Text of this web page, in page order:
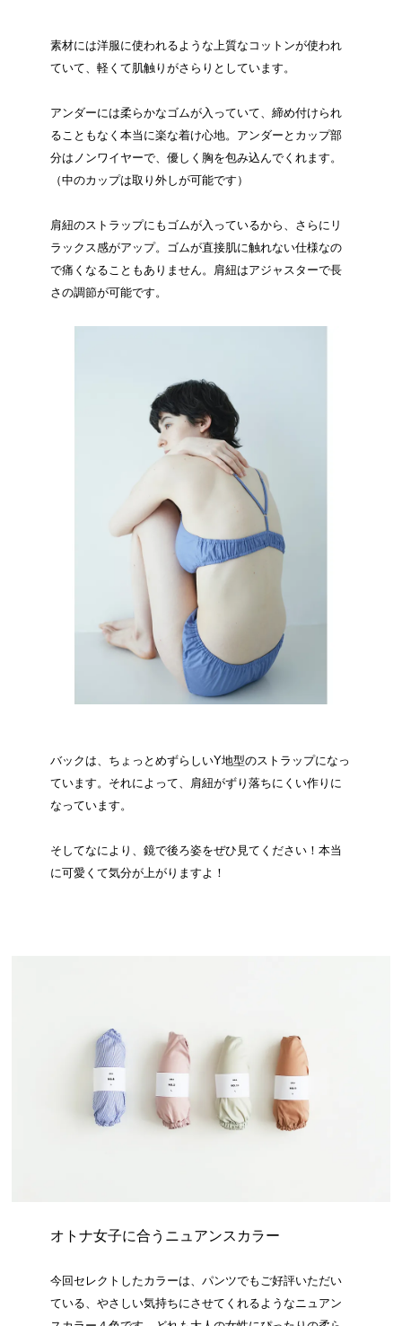
素材には洋服に使われるような上質なコットンが使われ
ていて、軽くて肌触りがさらりとしています。
アンダーには柔らかなゴムが入っていて、締め付けられ
ることもなく本当に楽な着け心地。アンダーとカップ部
分はノンワイヤーで、優しく胸を包み込んでくれます。
（中のカップは取り外しが可能です）
肩紐のストラップにもゴムが入っているから、さらにリ
ラックス感がアップ。ゴムが直接肌に触れない仕様なの
で痛くなることもありません。肩紐はアジャスターで長
さの調節が可能です。
バックは、ちょっとめずらしいY地型のストラップになっ
ています。それによって、肩紐がずり落ちにくい作りに
なっています。
そしてなにより、鏡で後ろ姿をぜひ見てください！本当
に可愛くて気分が上がりますよ！
オトナ女子に合うニュアンスカラー
今回セレクトしたカラーは、パンツでもご好評いただい
ている、やさしい気持ちにさせてくれるようなニュアン